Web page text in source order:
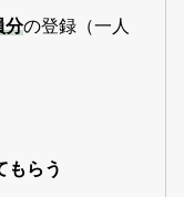
分の登録（一人
もらう